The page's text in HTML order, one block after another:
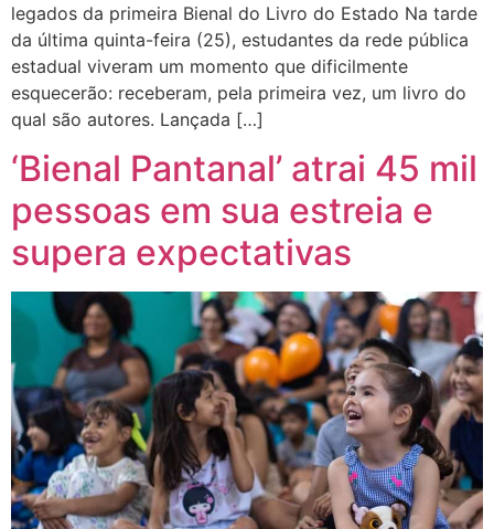
legados da primeira Bienal do Livro do Estado Na tarde
da última quinta-feira (25), estudantes da rede pública
estadual viveram um momento que dificilmente
esquecerão: receberam, pela primeira vez, um livro do
qual são autores. Lançada […]
‘Bienal Pantanal’ atrai 45 mil
pessoas em sua estreia e
supera expectativas